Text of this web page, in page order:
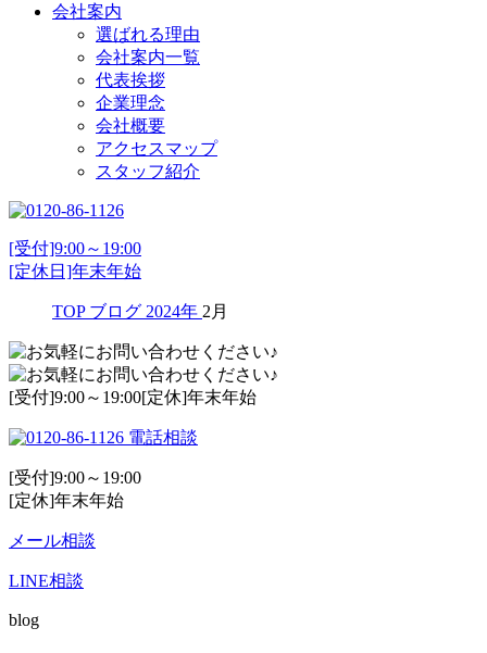
会社案内
選ばれる理由
会社案内一覧
代表挨拶
企業理念
会社概要
アクセスマップ
スタッフ紹介
[受付]9:00～19:00
[定休日]年末年始
TOP ブログ 2024年 2月
[受付]9:00～19:00[定休]年末年始
電話相談
[受付]9:00～19:00
[定休]年末年始
メール相談
LINE相談
blog